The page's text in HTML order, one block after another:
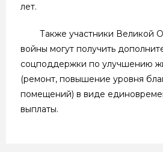
лет.
Также участники Великой
войны могут получить
соцподдержки по улучшению
(ремонт, повышение уровня
помещений) в виде
выплаты.